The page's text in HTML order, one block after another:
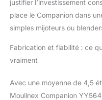
justifier l’investissement
place le Companion dans
simples mijoteurs ou
Fabrication et fiabilité : ce
vraiment
Avec une moyenne de 4,5
Moulinex Companion